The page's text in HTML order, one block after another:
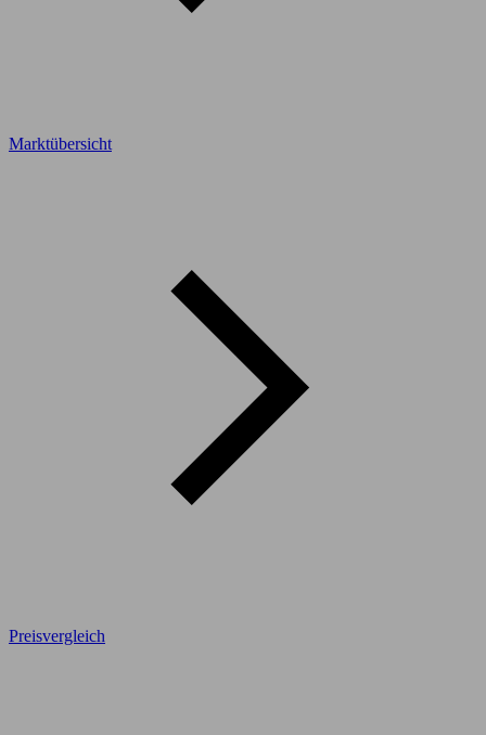
Marktübersicht
Preisvergleich